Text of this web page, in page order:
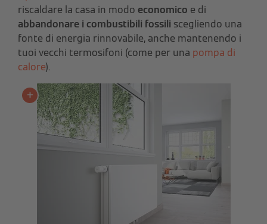
riscaldare la casa in modo economico e di
abbandonare i combustibili fossili scegliendo una
fonte di energia rinnovabile, anche mantenendo i
tuoi vecchi termosifoni (come per una pompa di
calore).